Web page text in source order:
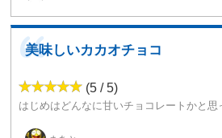
美味しいカカオチョコ
(5 / 5)